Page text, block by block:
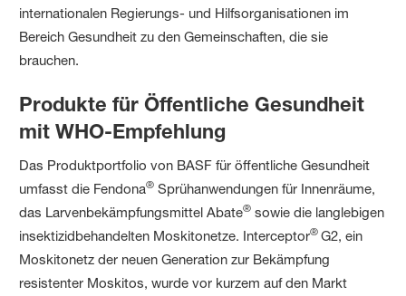
internationalen Regierungs- und Hilfsorganisationen im
Bereich Gesundheit zu den Gemeinschaften, die sie
brauchen.
Produkte für Öffentliche Gesundheit
mit WHO-Empfehlung
Das Produktportfolio von BASF für öffentliche Gesundheit
umfasst die Fendona® Sprühanwendungen für Innenräume,
das Larvenbekämpfungsmittel Abate® sowie die langlebigen
insektizidbehandelten Moskitonetze. Interceptor®G2, ein
Moskitonetz der neuen Generation zur Bekämpfung
resistenter Moskitos, wurde vor kurzem auf den Markt